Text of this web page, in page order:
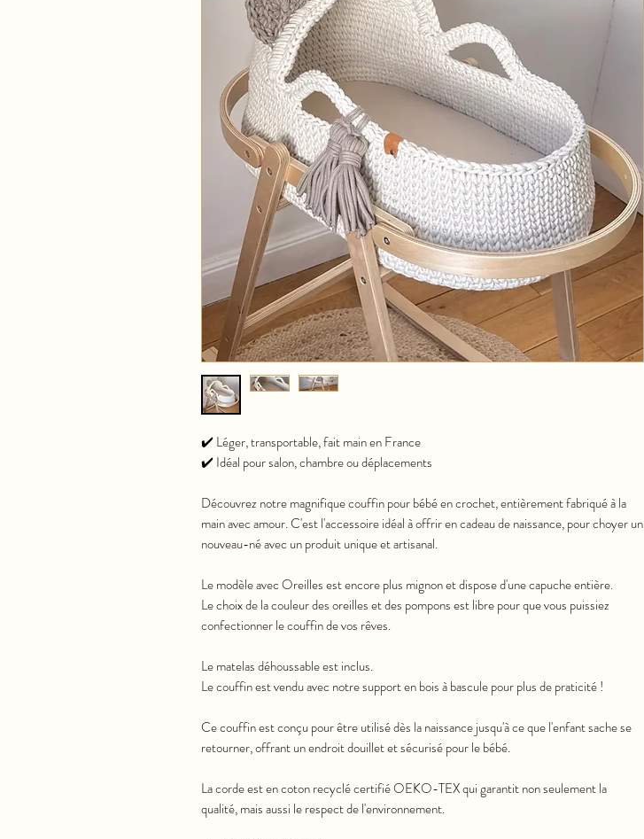
✔️ Léger, transportable, fait main en France
✔️ Idéal pour salon, chambre ou déplacements
Découvrez notre magnifique couffin pour bébé en crochet, entièrement fabriqué à la
main avec amour. C'est l'accessoire idéal à offrir en cadeau de naissance, pour choyer un
nouveau-né avec un produit unique et artisanal.
Le modèle avec Oreilles est encore plus mignon et dispose d'une capuche entière.
Le choix de la couleur des oreilles et des pompons est libre pour que vous puissiez
confectionner le couffin de vos rêves.
Le matelas déhoussable est inclus.
Le couffin est vendu avec notre support en bois à bascule pour plus de praticité !
Ce couffin est conçu pour être utilisé dès la naissance jusqu'à ce que l'enfant sache se
retourner, offrant un endroit douillet et sécurisé pour le bébé.
La corde est en coton recyclé certifié OEKO-TEX qui garantit non seulement la
qualité, mais aussi le respect de l'environnement.